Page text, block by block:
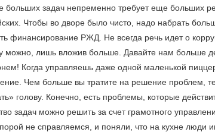
больших задач непременно требует еще больших
Чтобы во дворе было чисто, надо набрать
финансирование РЖД. Не всегда речь идет о
можно, лишь вложив больше. Давайте нам больше
Когда управляешь даже одной маленькой
Чем больше вы тратите на решение проблем,
голову. Конечно, есть проблемы, которые
задач можно решить за счет грамотного
не справляемся, и поняли, что на кухне люди